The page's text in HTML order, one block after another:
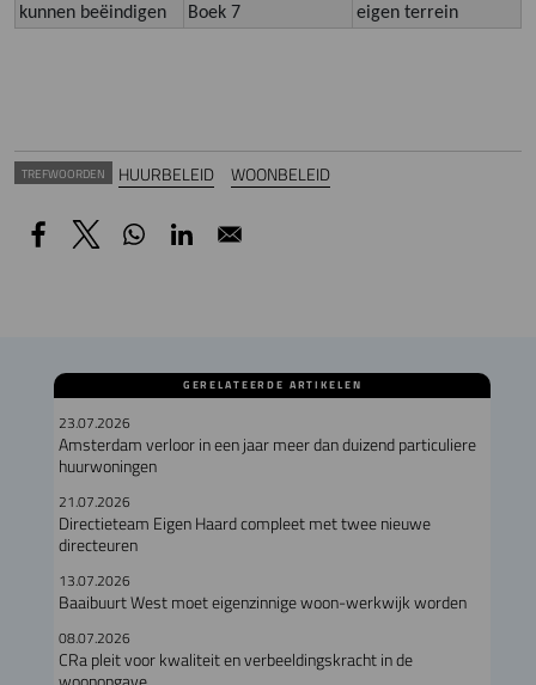
kunnen beëindigen
Boek 7
eigen terrein
TREFWOORDEN HUURBELEID WOONBELEID
GERELATEERDE ARTIKELEN
23.07.2026
Amsterdam verloor in een jaar meer dan duizend particuliere
huurwoningen
21.07.2026
Directieteam Eigen Haard compleet met twee nieuwe
directeuren
13.07.2026
Baaibuurt West moet eigenzinnige woon-werkwijk worden
08.07.2026
CRa pleit voor kwaliteit en verbeeldingskracht in de